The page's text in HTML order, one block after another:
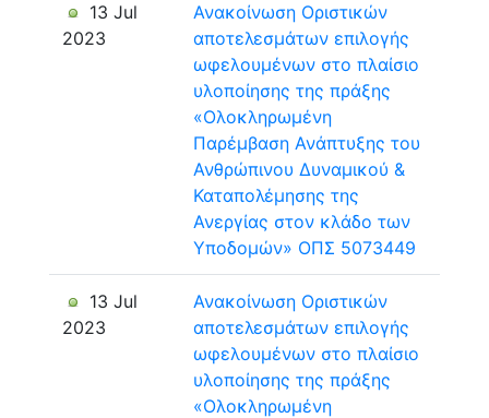
13 Jul
2023
Ανακοίνωση Οριστικών
αποτελεσμάτων επιλογής
ωφελουμένων στο πλαίσιο
υλοποίησης της πράξης
«Ολοκληρωμένη
Παρέμβαση Ανάπτυξης του
Ανθρώπινου Δυναμικού &
Καταπολέμησης της
Ανεργίας στον κλάδο των
Υποδομών» ΟΠΣ 5073449
13 Jul
2023
Ανακοίνωση Οριστικών
αποτελεσμάτων επιλογής
ωφελουμένων στο πλαίσιο
υλοποίησης της πράξης
«Ολοκληρωμένη